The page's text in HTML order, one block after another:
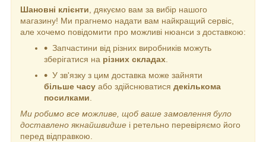
Шановні клієнти, дякуємо вам за вибір нашого
магазину! Ми прагнемо надати вам найкращий сервіс,
але хочемо повідомити про можливі нюанси з доставкою:
Запчастини від різних виробників можуть
зберігатися на різних складах.
У зв'язку з цим доставка може зайняти
більше часу або здійснюватися декількома
посилками.
Ми робимо все можливе, щоб ваше замовлення було
доставлено якнайшвидше і ретельно перевіряємо його
перед відправкою.